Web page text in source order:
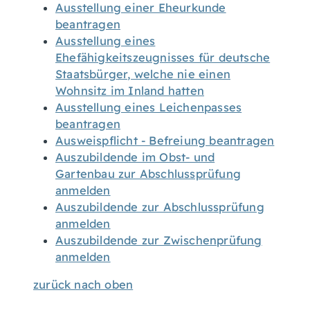
Ausstellung einer Eheurkunde
beantragen
Ausstellung eines
Ehefähigkeitszeugnisses für deutsche
Staatsbürger, welche nie einen
Wohnsitz im Inland hatten
Ausstellung eines Leichenpasses
beantragen
Ausweispflicht - Befreiung beantragen
Auszubildende im Obst- und
Gartenbau zur Abschlussprüfung
anmelden
Auszubildende zur Abschlussprüfung
anmelden
Auszubildende zur Zwischenprüfung
anmelden
zurück nach oben